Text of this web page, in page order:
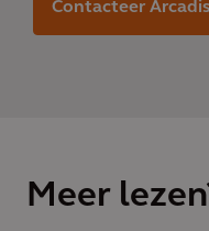
Contacteer Arcadis
Meer